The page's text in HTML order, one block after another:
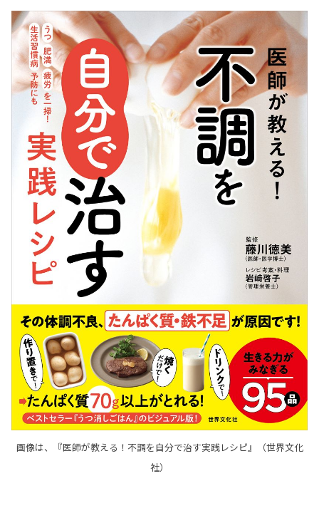
画像は、『医師が教える！不調を自分で治す実践レシピ』（世界文化
社）